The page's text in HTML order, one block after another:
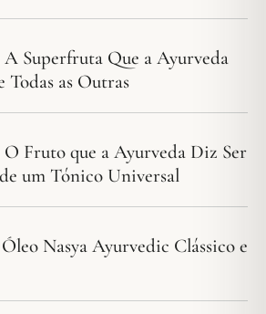
Superfruta Que a Ayurveda
Todas as Outras
Fruto que a Ayurveda Diz Ser
um Tónico Universal
Nasya Ayurvedic Clássico e